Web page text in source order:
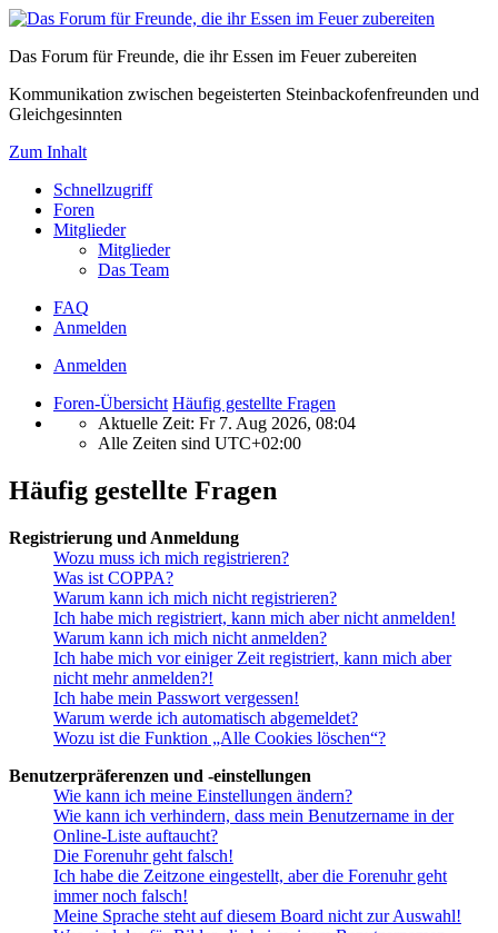
Das Forum für Freunde, die ihr Essen im Feuer zubereiten
Kommunikation zwischen begeisterten Steinbackofenfreunden und
Gleichgesinnten
Zum Inhalt
Schnellzugriff
Foren
Mitglieder
Mitglieder
Das Team
FAQ
Anmelden
Anmelden
Foren-Übersicht Häufig gestellte Fragen
Aktuelle Zeit: Fr 7. Aug 2026, 08:04
Alle Zeiten sind UTC+02:00
Häufig gestellte Fragen
Registrierung und Anmeldung
Wozu muss ich mich registrieren?
Was ist COPPA?
Warum kann ich mich nicht registrieren?
Ich habe mich registriert, kann mich aber nicht anmelden!
Warum kann ich mich nicht anmelden?
Ich habe mich vor einiger Zeit registriert, kann mich aber
nicht mehr anmelden?!
Ich habe mein Passwort vergessen!
Warum werde ich automatisch abgemeldet?
Wozu ist die Funktion „Alle Cookies löschen“?
Benutzerpräferenzen und -einstellungen
Wie kann ich meine Einstellungen ändern?
Wie kann ich verhindern, dass mein Benutzername in der
Online-Liste auftaucht?
Die Forenuhr geht falsch!
Ich habe die Zeitzone eingestellt, aber die Forenuhr geht
immer noch falsch!
Meine Sprache steht auf diesem Board nicht zur Auswahl!